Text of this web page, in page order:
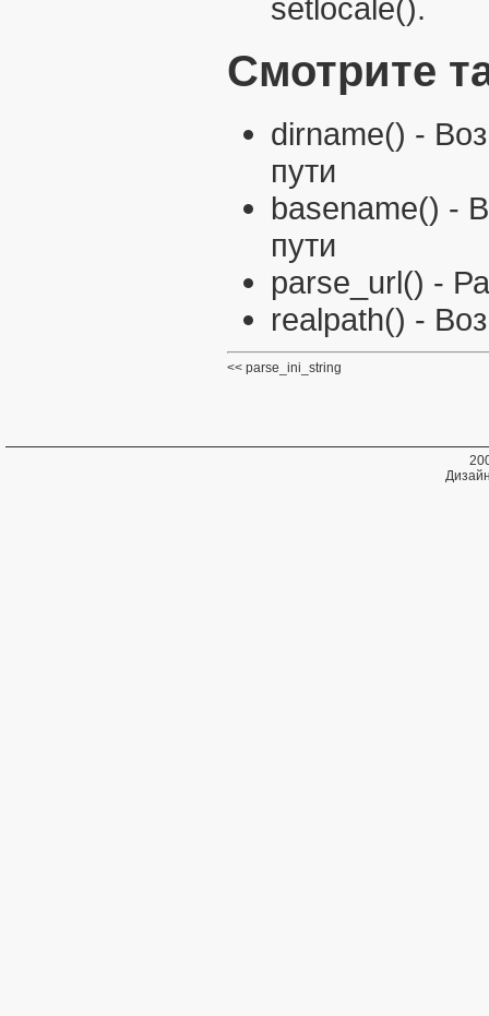
setlocale().
Смотрите
dirname() -
пути
basename() -
пути
parse_url() -
realpath() -
parse_ini_string